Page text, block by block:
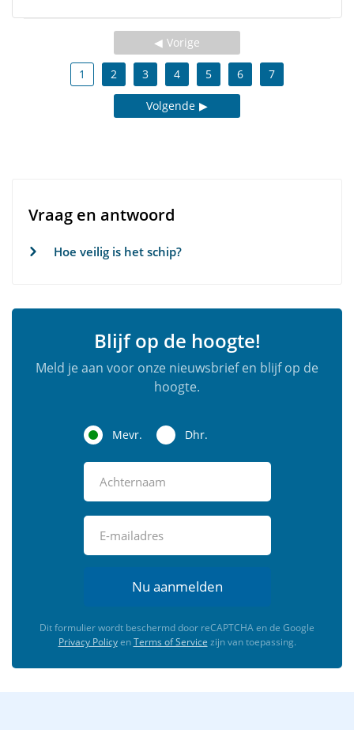
Vorige
1 2 3 4 5 6 7
Volgende
Vraag en antwoord
Hoe veilig is het schip?
Blijf op de hoogte!
Meld je aan voor onze nieuwsbrief en blijf op de
hoogte.
Mevr. Dhr.
Nu aanmelden
Dit formulier wordt beschermd door reCAPTCHA en de Google
Privacy PolicyenTerms of Service zijn van toepassing.